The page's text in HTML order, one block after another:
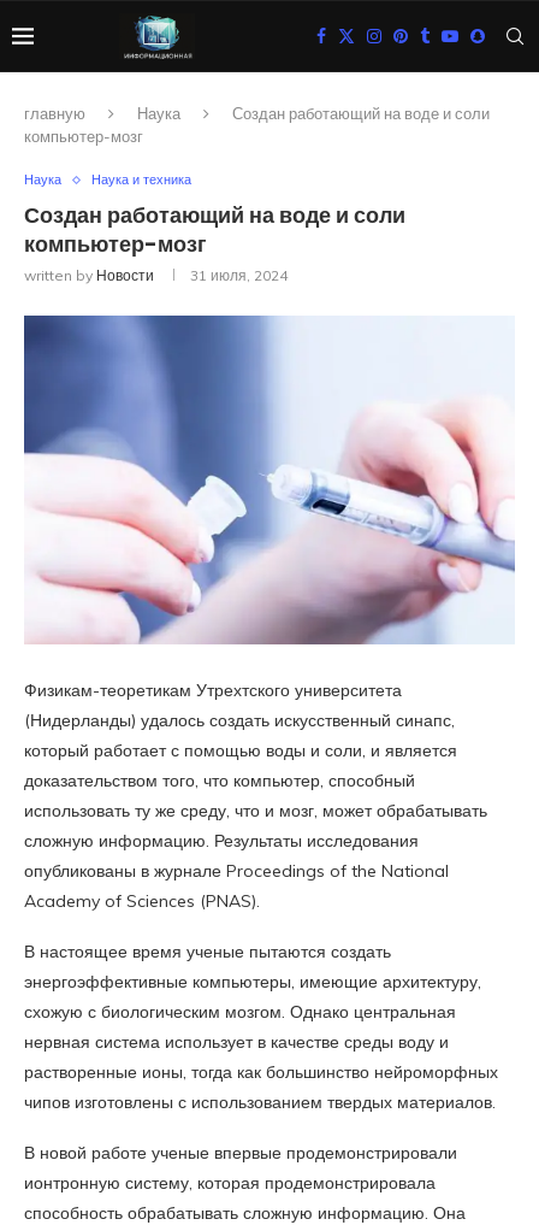
главную Наука
Создан работающий на воде и соли
компьютер-мозг
Наука Наука и техника
Создан работающий на воде и соли
компьютер-мозг
written by Новости 31 июля, 2024
Физикам-теоретикам Утрехтского университета
(Нидерланды) удалось создать искусственный синапс,
который работает с помощью воды и соли, и является
доказательством того, что компьютер, способный
использовать ту же среду, что и мозг, может обрабатывать
сложную информацию. Результаты исследования
опубликованы в журнале Proceedings of the National
Academy of Sciences (PNAS).
В настоящее время ученые пытаются создать
энергоэффективные компьютеры, имеющие архитектуру,
схожую с биологическим мозгом. Однако центральная
нервная система использует в качестве среды воду и
растворенные ионы, тогда как большинство нейроморфных
чипов изготовлены с использованием твердых материалов.
В новой работе ученые впервые продемонстрировали
ионтронную систему, которая продемонстрировала
способность обрабатывать сложную информацию. Она